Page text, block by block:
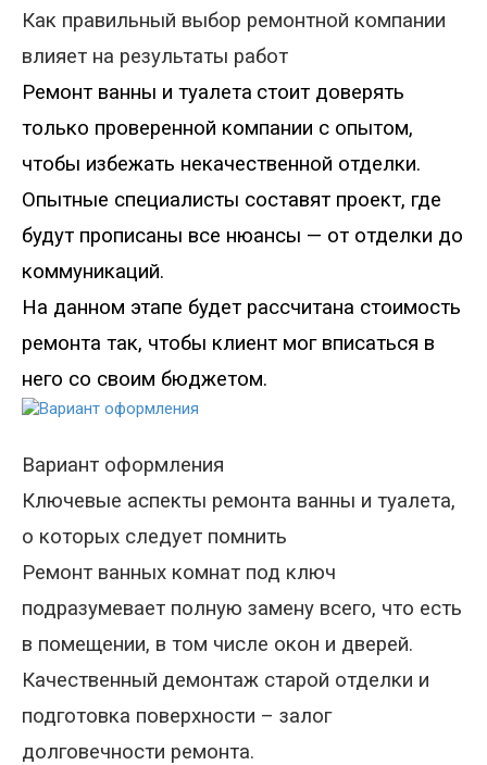
Как правильный выбор ремонтной компании
влияет на результаты работ
Ремонт ванны и туалета стоит доверять
только проверенной компании с опытом,
чтобы избежать некачественной отделки.
Опытные специалисты составят проект, где
будут прописаны все нюансы — от отделки до
коммуникаций.
На данном этапе будет рассчитана стоимость
ремонта так, чтобы клиент мог вписаться в
него со своим бюджетом.
Вариант оформления
Ключевые аспекты ремонта ванны и туалета,
о которых следует помнить
Ремонт ванных комнат под ключ
подразумевает полную замену всего, что есть
в помещении, в том числе окон и дверей.
Качественный демонтаж старой отделки и
подготовка поверхности – залог
долговечности ремонта.